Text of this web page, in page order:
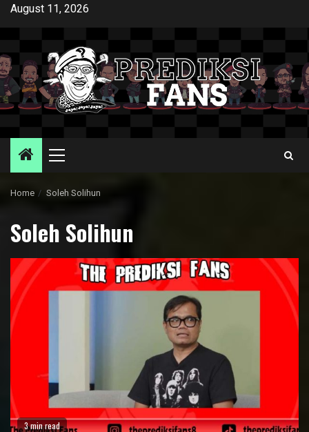
SkipAugust 11, 2026
Primary
Home Soleh Solihun
Soleh Solihun
3 min read